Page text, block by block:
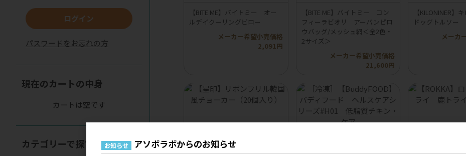
【BITE ME】バイトミー オー
ルデイクーリングピロー
メーカー希望小売価格
2,091円
【BITE ME】バイトミー コン
フィーラビオリ アーバンピロ
ウバッグ/メッシュ網＜全2色・
2サイズ＞
メーカー希望小売価格
21,600円
【KILONINER】
ドッグトルソー
メーカ
ログイン
パスワードをお忘れの方
現在のカートの中身
カートは空です
カテゴリーで探す お知らせ アソボラボからのお知らせ